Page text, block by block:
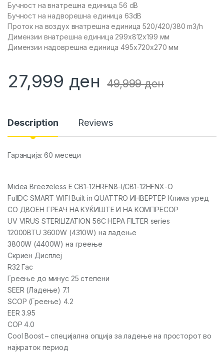
Бучност на внатрешна единица 56 dB
Бучност на надворешна единица 63dB
Проток на воздух внатрешна единица 520/420/380 m3/h
Димензии внатрешна единица 299x812x199 мм
Димензии надоврешна единица 495x720x270 мм
27,999 ден 49,999ден
Description Reviews
Гаранција: 60 месеци
Midea Breezeless E CB1-12HRFN8-I/CB1-12HFNX-O
FullDC SMART WIFI Built in QUATTRO ИНВЕРТЕР Клима уред
СО ДВОЕН ГРЕАЧ НА КУЌИШТЕ И НА КОМПРЕСОР
UV VIRUS STERILIZATION 56C HEPA FILTER series
12000BTU 3600W (4310W) на ладење
3800W (4400W) на греење
Скриен Дисплеј
R32 Гас
Греење до минус 25 степени
SEER (Ладење) 7.1
SCOP (Греење) 4.2
EER 3.95
COP 4.0
Cool Boost – специјална опција за ладење на просторот во
најкраток период